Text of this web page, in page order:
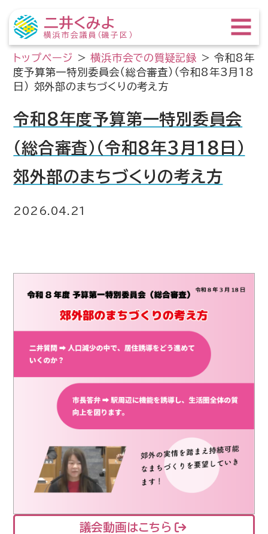
二井くみよ
横浜市会議員（磯子区）
トップページ >横浜市会での質疑記録 >令和8年
度予算第一特別委員会（総合審査）（令和8年3月18
日） 郊外部のまちづくりの考え方
令和8年度予算第一特別委員会
（総合審査）（令和8年3月18日）
郊外部のまちづくりの考え方
2026.04.21
議会動画はこちら